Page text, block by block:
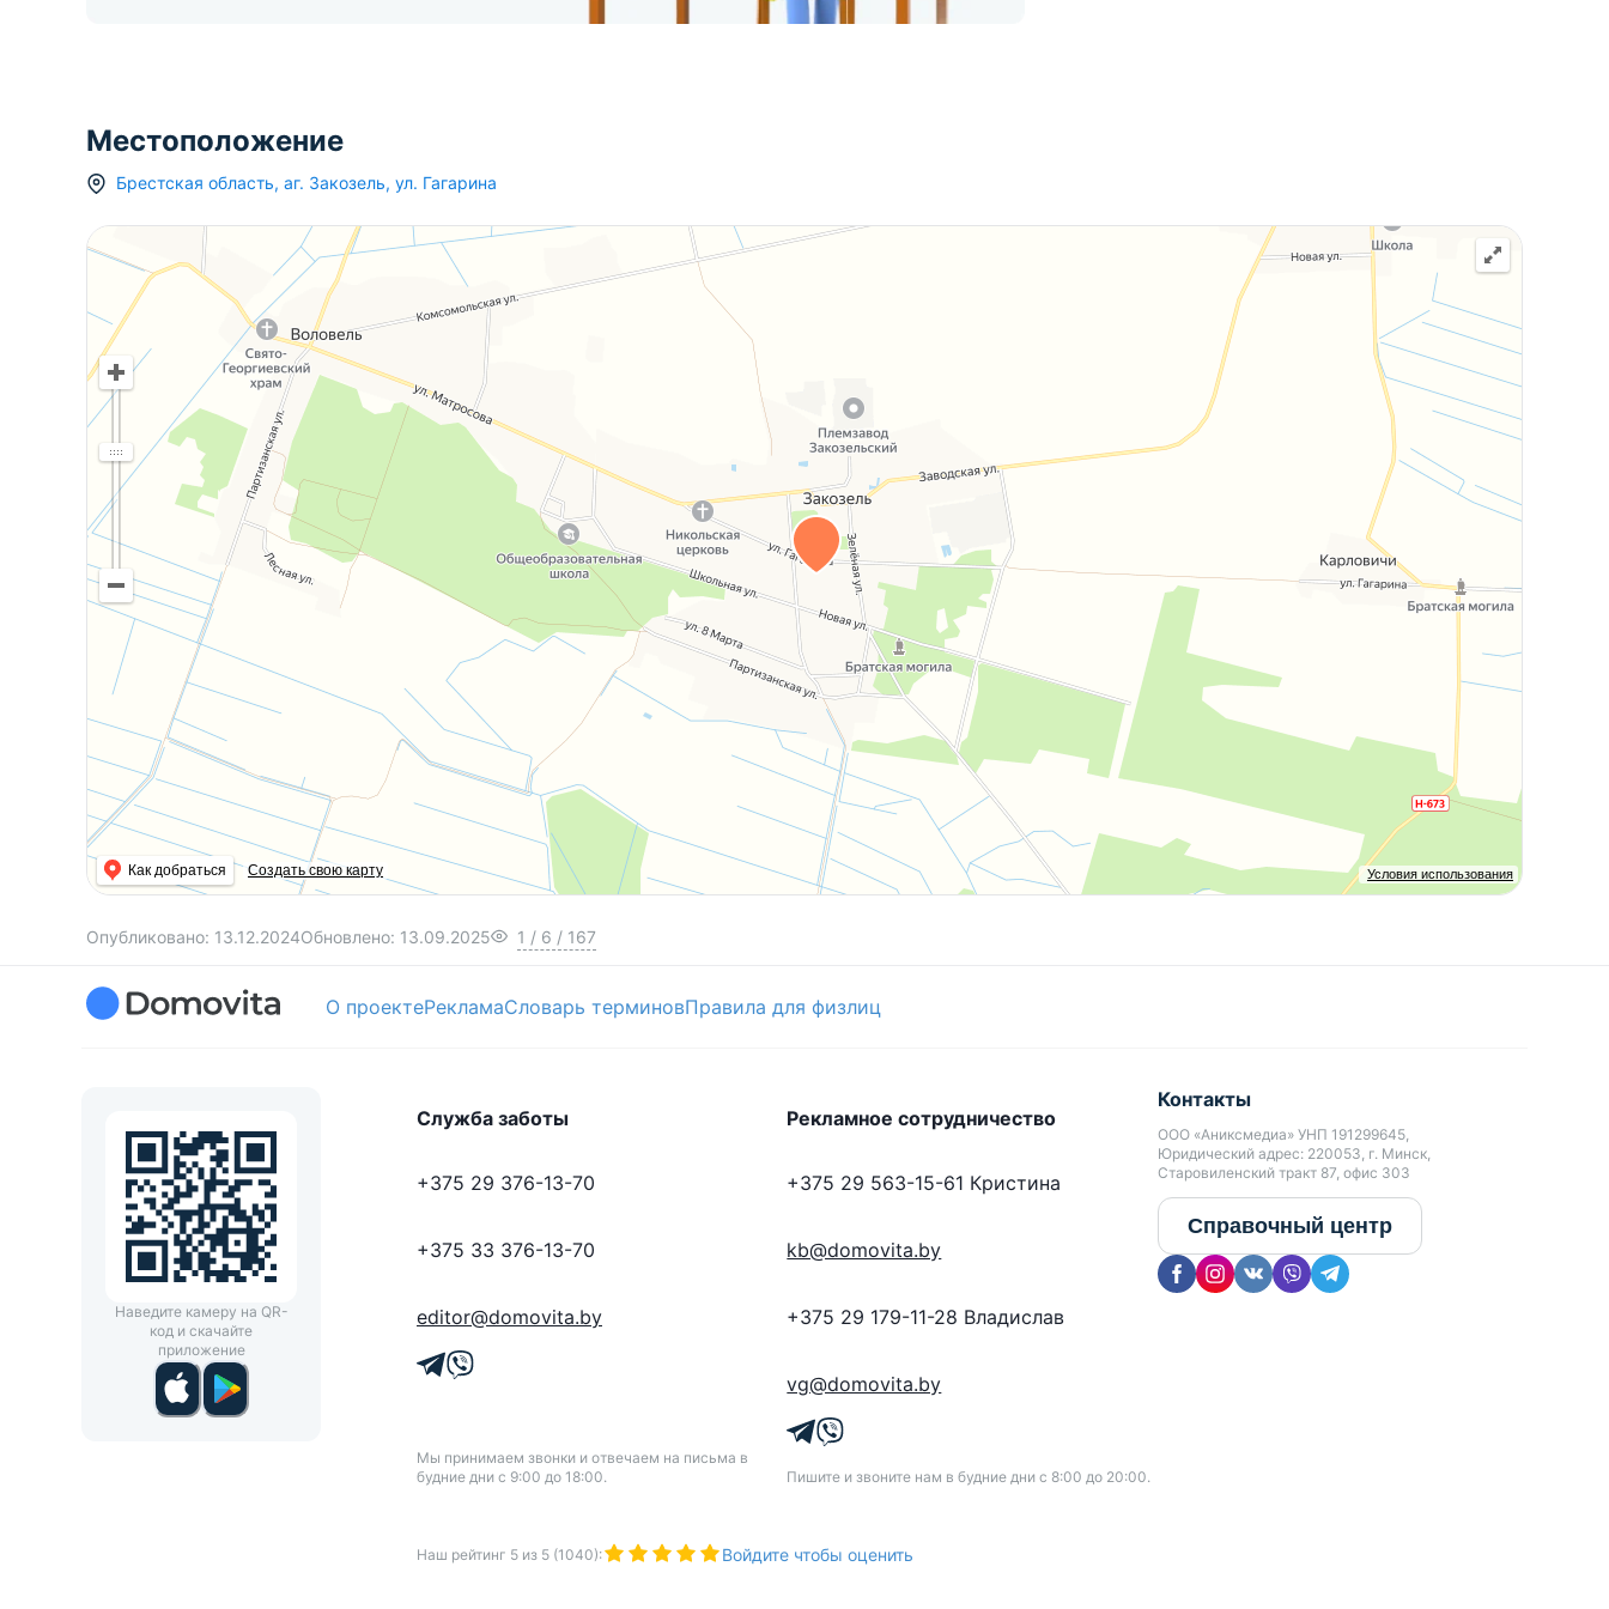
Местоположение
Брестская область, аг. Закозель, ул. Гагарина
Условия использования
Как добраться Создать свою карту
Опубликовано: 13.12.2024Обновлено: 13.09.2025 1 / 6 / 167
О проектеРекламаСловарь терминовПравила для физлиц
Наведите камеру на QR-
код и скачайте
приложение
Служба заботы
+375 29 376-13-70
+375 33 376-13-70
editor@domovita.by
Мы принимаем звонки и отвечаем на письма в
будние дни с 9:00 до 18:00.
Рекламное сотрудничество
+375 29 563-15-61 Кристина
kb@domovita.by
+375 29 179-11-28 Владислав
vg@domovita.by
Пишите и звоните нам в будние дни с 8:00 до 20:00.
Контакты
ООО «Аниксмедиа» УНП 191299645,
Юридический адрес: 220053, г. Минск,
Старовиленский тракт 87, офис 303
Справочный центр
Наш рейтинг 5 из 5 (1040): Войдите чтобы оценить